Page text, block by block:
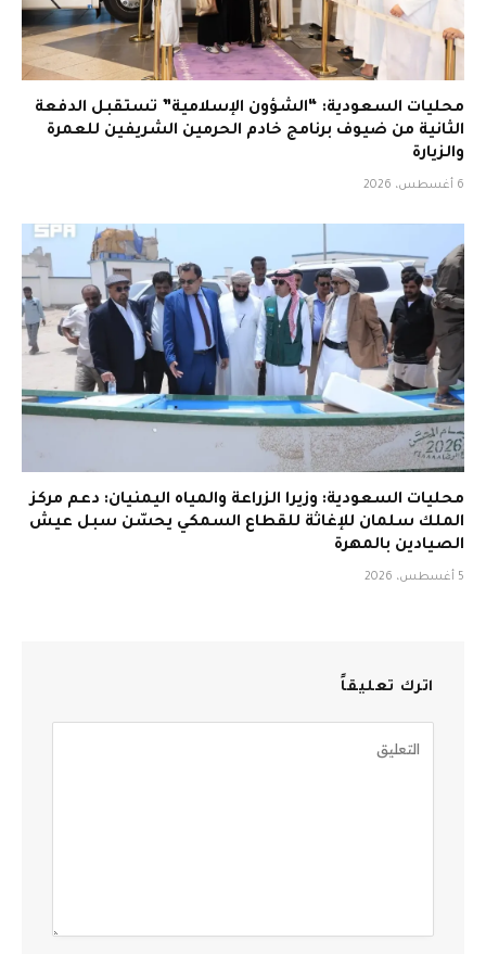
محليات السعودية: “الشؤون الإسلامية” تستقبل الدفعة
الثانية من ضيوف برنامج خادم الحرمين الشريفين للعمرة
والزيارة
6 أغسطس، 2026
محليات السعودية: وزيرا الزراعة والمياه اليمنيان: دعم مركز
الملك سلمان للإغاثة للقطاع السمكي يحسّن سبل عيش
الصيادين بالمهرة
5 أغسطس، 2026
اترك تعليقاً